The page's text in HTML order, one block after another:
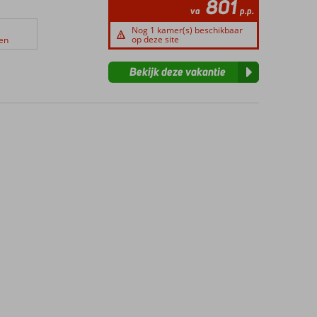
va 801 p.p.
Nog 1 kamer(s) beschikbaar
op deze site
Bekijk deze vakantie